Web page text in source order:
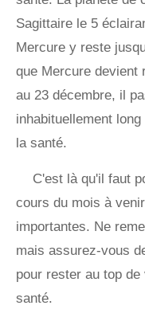
Sagittaire le 5
Mercure y reste
que Mercure devient
au 23 décembre, il
inhabituellement
la santé.
C'est là qu'il faut
cours du mois à
importantes. Ne
mais assurez-vous
pour rester au top
santé.